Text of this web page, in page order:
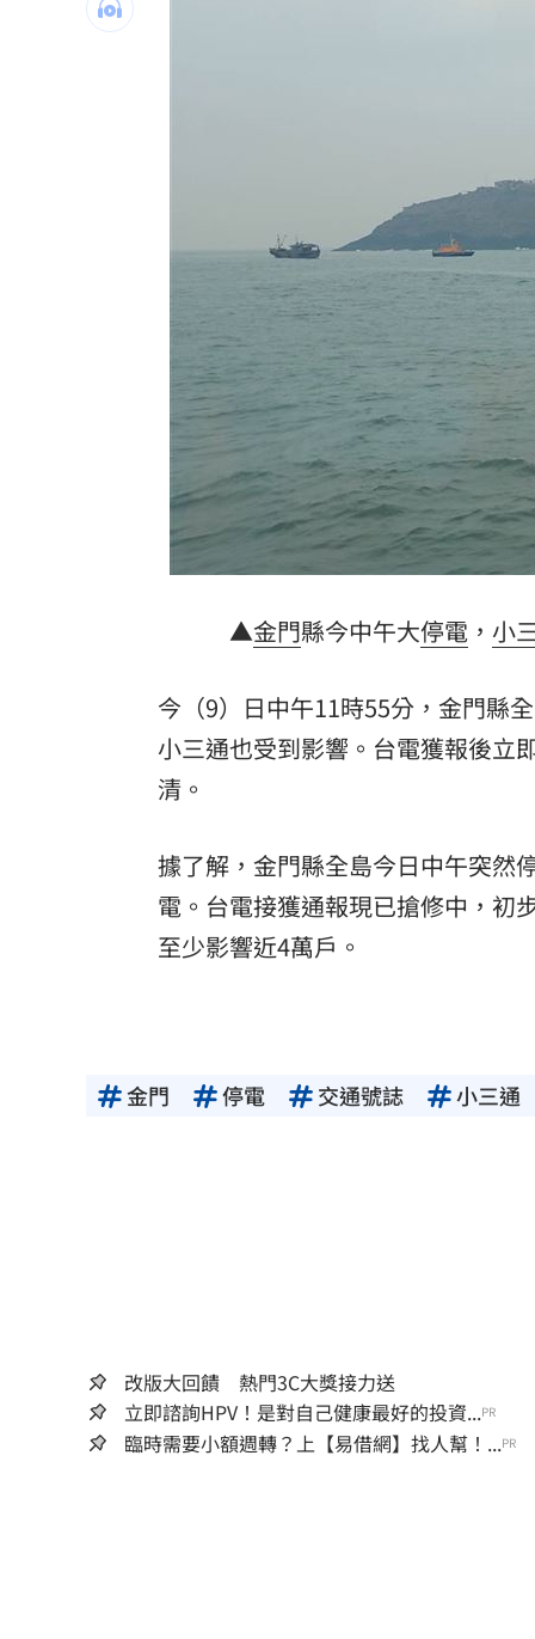
AIT推韌性台灣系列文 首波聚焦災害管
台灣彩券開獎直播中
20:31
LIVE三立+24小時直播
三立iNEWS新聞台線上直播 18:00
市場到酒場料理！可果美蕃茄醬創無限
父親節送會拉筋的按摩椅 爸爸「筋歡
油品食安事件引關注 挑選保健食品要注
▲金門縣今中午大停電 ， 小
今（9）日中午11時55分，金門縣
小三通也受到影響。台電獲報後立
清。
據了解，金門縣全島今日中午突然
電。台電接獲通報現已搶修中，初
至少影響近4萬戶。
金門 停電 交通號誌 小三通
改版大回饋 熱門3C大獎接力送
立即諮詢HPV！是對自己健康最好的投資...PR
臨時需要小額週轉？上【易借網】找人幫！...PR